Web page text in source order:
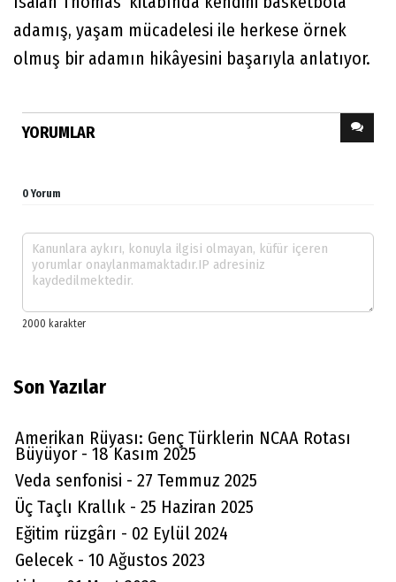
adamış, yaşam mücadelesi ile herkese örnek
olmuş bir adamın hikâyesini başarıyla anlatıyor.
YORUMLAR
0 Yorum
Son Yazılar
Amerikan Rüyası: Genç Türklerin NCAA Rotası
Büyüyor - 18 Kasım 2025
Veda senfonisi - 27 Temmuz 2025
Üç Taçlı Krallık - 25 Haziran 2025
Eğitim rüzgârı - 02 Eylül 2024
Gelecek - 10 Ağustos 2023
Aydın Örs
Ataman için imkansız yok